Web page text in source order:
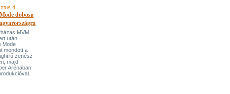
4.
dobosa
MVM
után
Mode
mondott a
zenész
majd
Arénában